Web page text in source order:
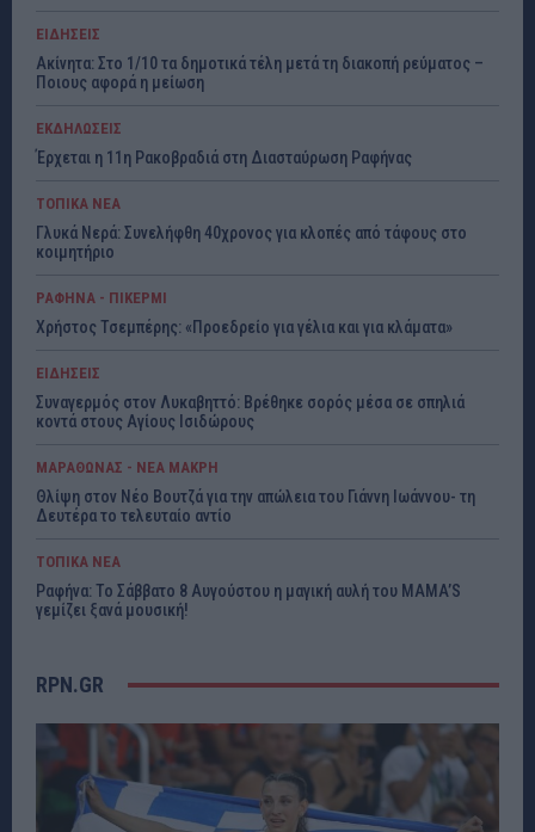
ΕΙΔΗΣΕΙΣ
Ακίνητα: Στο 1/10 τα δημοτικά τέλη μετά τη διακοπή ρεύματος –
Ποιους αφορά η μείωση
ΕΚΔΗΛΩΣΕΙΣ
Έρχεται η 11η Ρακοβραδιά στη Διασταύρωση Ραφήνας
ΤΟΠΙΚΑ ΝΕΑ
Γλυκά Νερά: Συνελήφθη 40χρονος για κλοπές από τάφους στο
κοιμητήριο
ΡΑΦΗΝΑ - ΠΙΚΕΡΜΙ
Χρήστος Τσεμπέρης: «Προεδρείο για γέλια και για κλάματα»
ΕΙΔΗΣΕΙΣ
Συναγερμός στον Λυκαβηττό: Βρέθηκε σορός μέσα σε σπηλιά
κοντά στους Αγίους Ισιδώρους
ΜΑΡΑΘΩΝΑΣ - ΝΕΑ ΜΑΚΡΗ
Θλίψη στον Νέο Βουτζά για την απώλεια του Γιάννη Ιωάννου- τη
Δευτέρα το τελευταίο αντίο
ΤΟΠΙΚΑ ΝΕΑ
Ραφήνα: Το Σάββατο 8 Αυγούστου η μαγική αυλή του MAMA’S
γεμίζει ξανά μουσική!
RPN.GR